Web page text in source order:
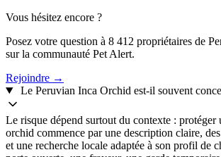
Vous hésitez encore ?
Posez votre question à 8 412 propriétaires de
sur la communauté Pet Alert.
Rejoindre →
Le Peruvian Inca Orchid est-il souvent
Le risque dépend surtout du contexte : protéger
orchid commence par une description claire,
et une recherche locale adaptée à son profil de